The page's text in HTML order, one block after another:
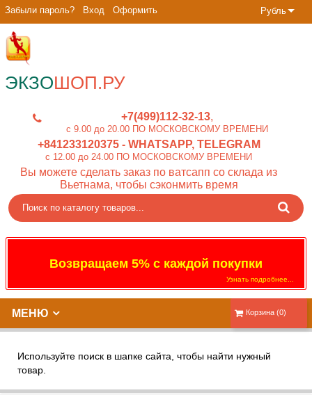
Рубль
Забыли пароль? Вход Оформить
ЭКЗОШОП.РУ
+7(499)112-32-13
c 9.00 до 20.00 ПО МОСКОВСКОМУ ВРЕМЕНИ
+841233120375- WHATSAPP, TELEGRAM
c 12.00 до 24.00 ПО МОСКОВСКОМУ ВРЕМЕНИ
Вы можете сделать заказ по ватсапп со склада из
Вьетнама, чтобы сэконмить время
Возвращаем 5% с каждой покупки
Узнать подробнее...
Корзина (0)
МЕНЮ
Используйте поиск в шапке сайта, чтобы найти нужный
товар.